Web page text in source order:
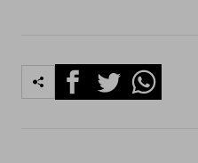
FacebookTwitterWhatsapp